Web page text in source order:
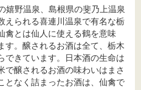
野温泉、島根県の斐乃上温泉
えられる喜連川温泉で有名な栃
禽とは仙人に使える鶴を意味
す。醸されるお酒は全て、栃木
できています。日本酒の生命は
で醸されるお酒の味わいはまさ
となく詰まったお酒は、仙禽で